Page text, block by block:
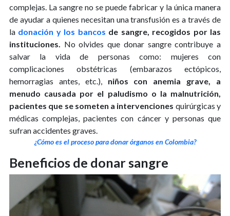
complejas. La sangre no se puede fabricar y la única manera
de ayudar a quienes necesitan una transfusión es a través de
la donación y los bancos de sangre, recogidos por las
instituciones. No olvides que donar sangre contribuye a
salvar la vida de personas como: mujeres con
complicaciones obstétricas (embarazos ectópicos,
hemorragias antes, etc.), niños con anemia grave, a
menudo causada por el paludismo o la malnutrición,
pacientes que se someten a intervenciones quirúrgicas y
médicas complejas, pacientes con cáncer y personas que
sufran accidentes graves.
¿Cómo es el proceso para donar órganos en Colombia?
Beneficios de donar sangre